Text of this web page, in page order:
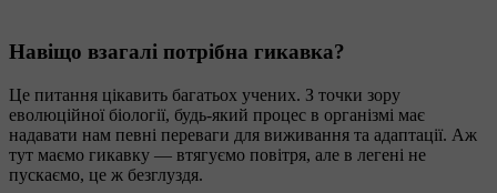
Навіщо взагалі потрібна гикавка?
Це питання цікавить багатьох учених. З точки зору
еволюційної біології, будь-який процес в організмі має
надавати нам певні переваги для виживання та адаптації. Аж
тут маємо гикавку — втягуємо повітря, але в легені не
пускаємо, це ж безглуздя.